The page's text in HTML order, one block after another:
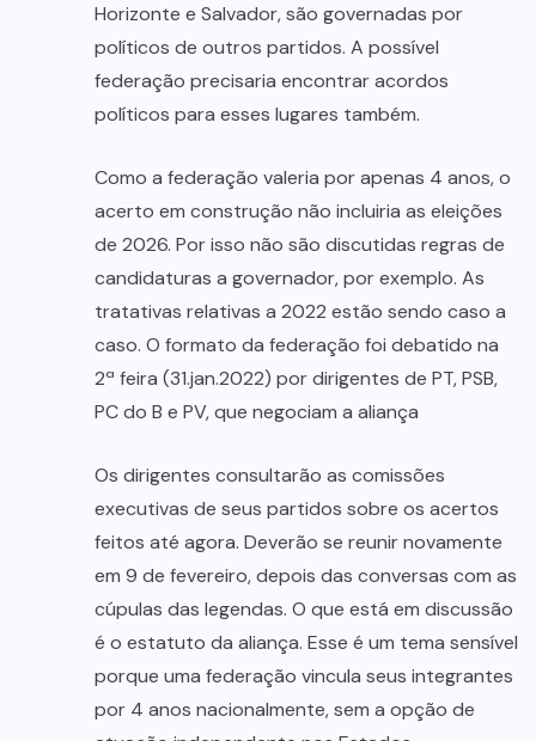
Horizonte e Salvador, são governadas por
políticos de outros partidos. A possível
federação precisaria encontrar acordos
políticos para esses lugares também.
Como a federação valeria por apenas 4 anos, o
acerto em construção não incluiria as eleições
de 2026. Por isso não são discutidas regras de
candidaturas a governador, por exemplo. As
tratativas relativas a 2022 estão sendo caso a
caso. O formato da federação foi debatido na
2ª feira (31.jan.2022) por dirigentes de PT, PSB,
PC do B e PV, que negociam a aliança
Os dirigentes consultarão as comissões
executivas de seus partidos sobre os acertos
feitos até agora. Deverão se reunir novamente
em 9 de fevereiro, depois das conversas com as
cúpulas das legendas. O que está em discussão
é o estatuto da aliança. Esse é um tema sensível
porque uma federação vincula seus integrantes
por 4 anos nacionalmente, sem a opção de